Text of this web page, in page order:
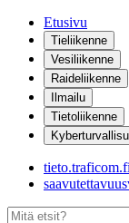
Etusivu
Tieliikenne
Vesiliikenne
Raideliikenne
Ilmailu
Tietoliikenne
tieto.traficom.fi